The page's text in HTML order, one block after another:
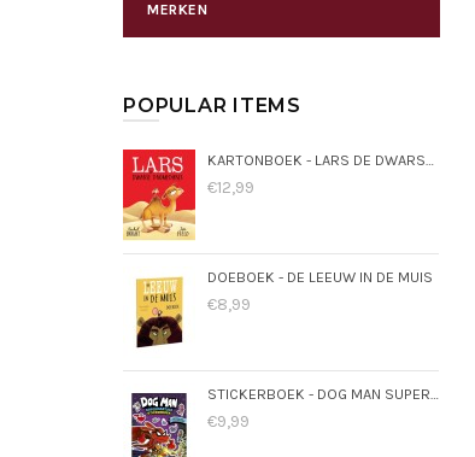
MERKEN
POPULAR ITEMS
KARTONBOEK - LARS DE DWARSE DROMEDARIS
€12,99
DOEBOEK - DE LEEUW IN DE MUIS
€8,99
STICKERBOEK - DOG MAN SUPERMAATJES
€9,99